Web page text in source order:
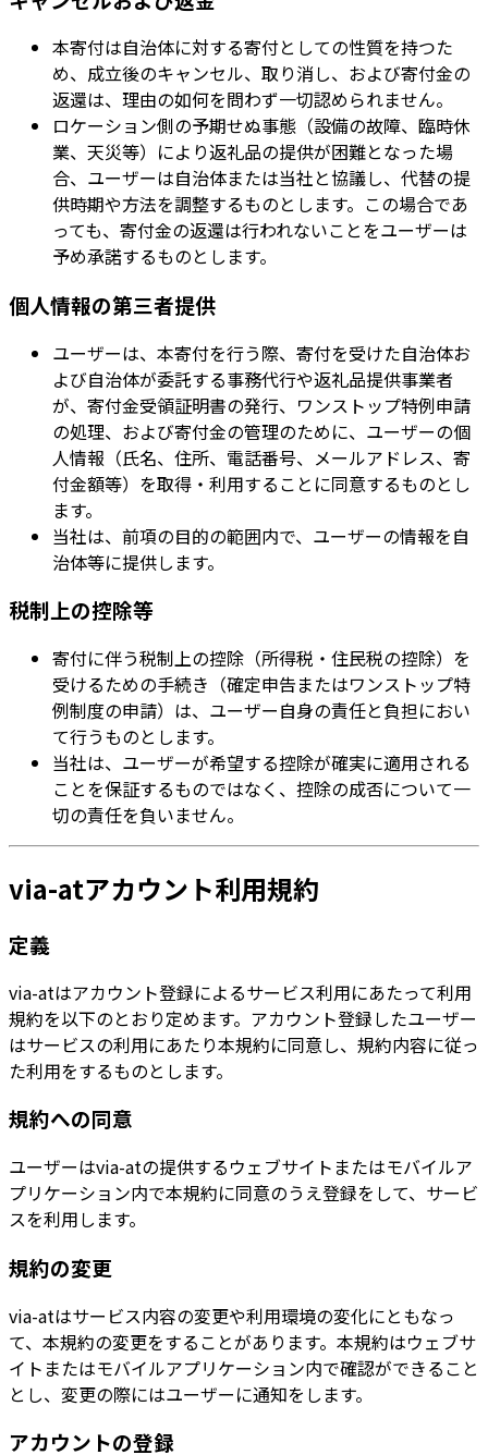
本寄付は自治体に対する寄付としての性質を持つた
め、成立後のキャンセル、取り消し、および寄付金の
返還は、理由の如何を問わず一切認められません。
ロケーション側の予期せぬ事態（設備の故障、臨時休
業、天災等）により返礼品の提供が困難となった場
合、ユーザーは自治体または当社と協議し、代替の提
供時期や方法を調整するものとします。この場合であ
っても、寄付金の返還は行われないことをユーザーは
予め承諾するものとします。
個人情報の第三者提供
ユーザーは、本寄付を行う際、寄付を受けた自治体お
よび自治体が委託する事務代行や返礼品提供事業者
が、寄付金受領証明書の発行、ワンストップ特例申請
の処理、および寄付金の管理のために、ユーザーの個
人情報（氏名、住所、電話番号、メールアドレス、寄
付金額等）を取得・利用することに同意するものとし
ます。
当社は、前項の目的の範囲内で、ユーザーの情報を自
治体等に提供します。
税制上の控除等
寄付に伴う税制上の控除（所得税・住民税の控除）を
受けるための手続き（確定申告またはワンストップ特
例制度の申請）は、ユーザー自身の責任と負担におい
て行うものとします。
当社は、ユーザーが希望する控除が確実に適用される
ことを保証するものではなく、控除の成否について一
切の責任を負いません。
via-atアカウント利用規約
定義
via-atはアカウント登録によるサービス利用にあたって利用
規約を以下のとおり定めます。アカウント登録したユーザー
はサービスの利用にあたり本規約に同意し、規約内容に従っ
た利用をするものとします。
規約への同意
ユーザーはvia-atの提供するウェブサイトまたはモバイルア
プリケーション内で本規約に同意のうえ登録をして、サービ
スを利用します。
規約の変更
via-atはサービス内容の変更や利用環境の変化にともなっ
て、本規約の変更をすることがあります。本規約はウェブサ
イトまたはモバイルアプリケーション内で確認ができること
とし、変更の際にはユーザーに通知をします。
アカウントの登録